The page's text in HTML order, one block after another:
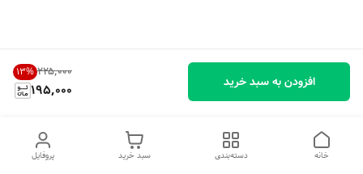
۲۲۵٬۰۰۰ 13%
195,000 افزودن به سبد خرید
پروفایل سبد خرید دسته‌بندی خانه